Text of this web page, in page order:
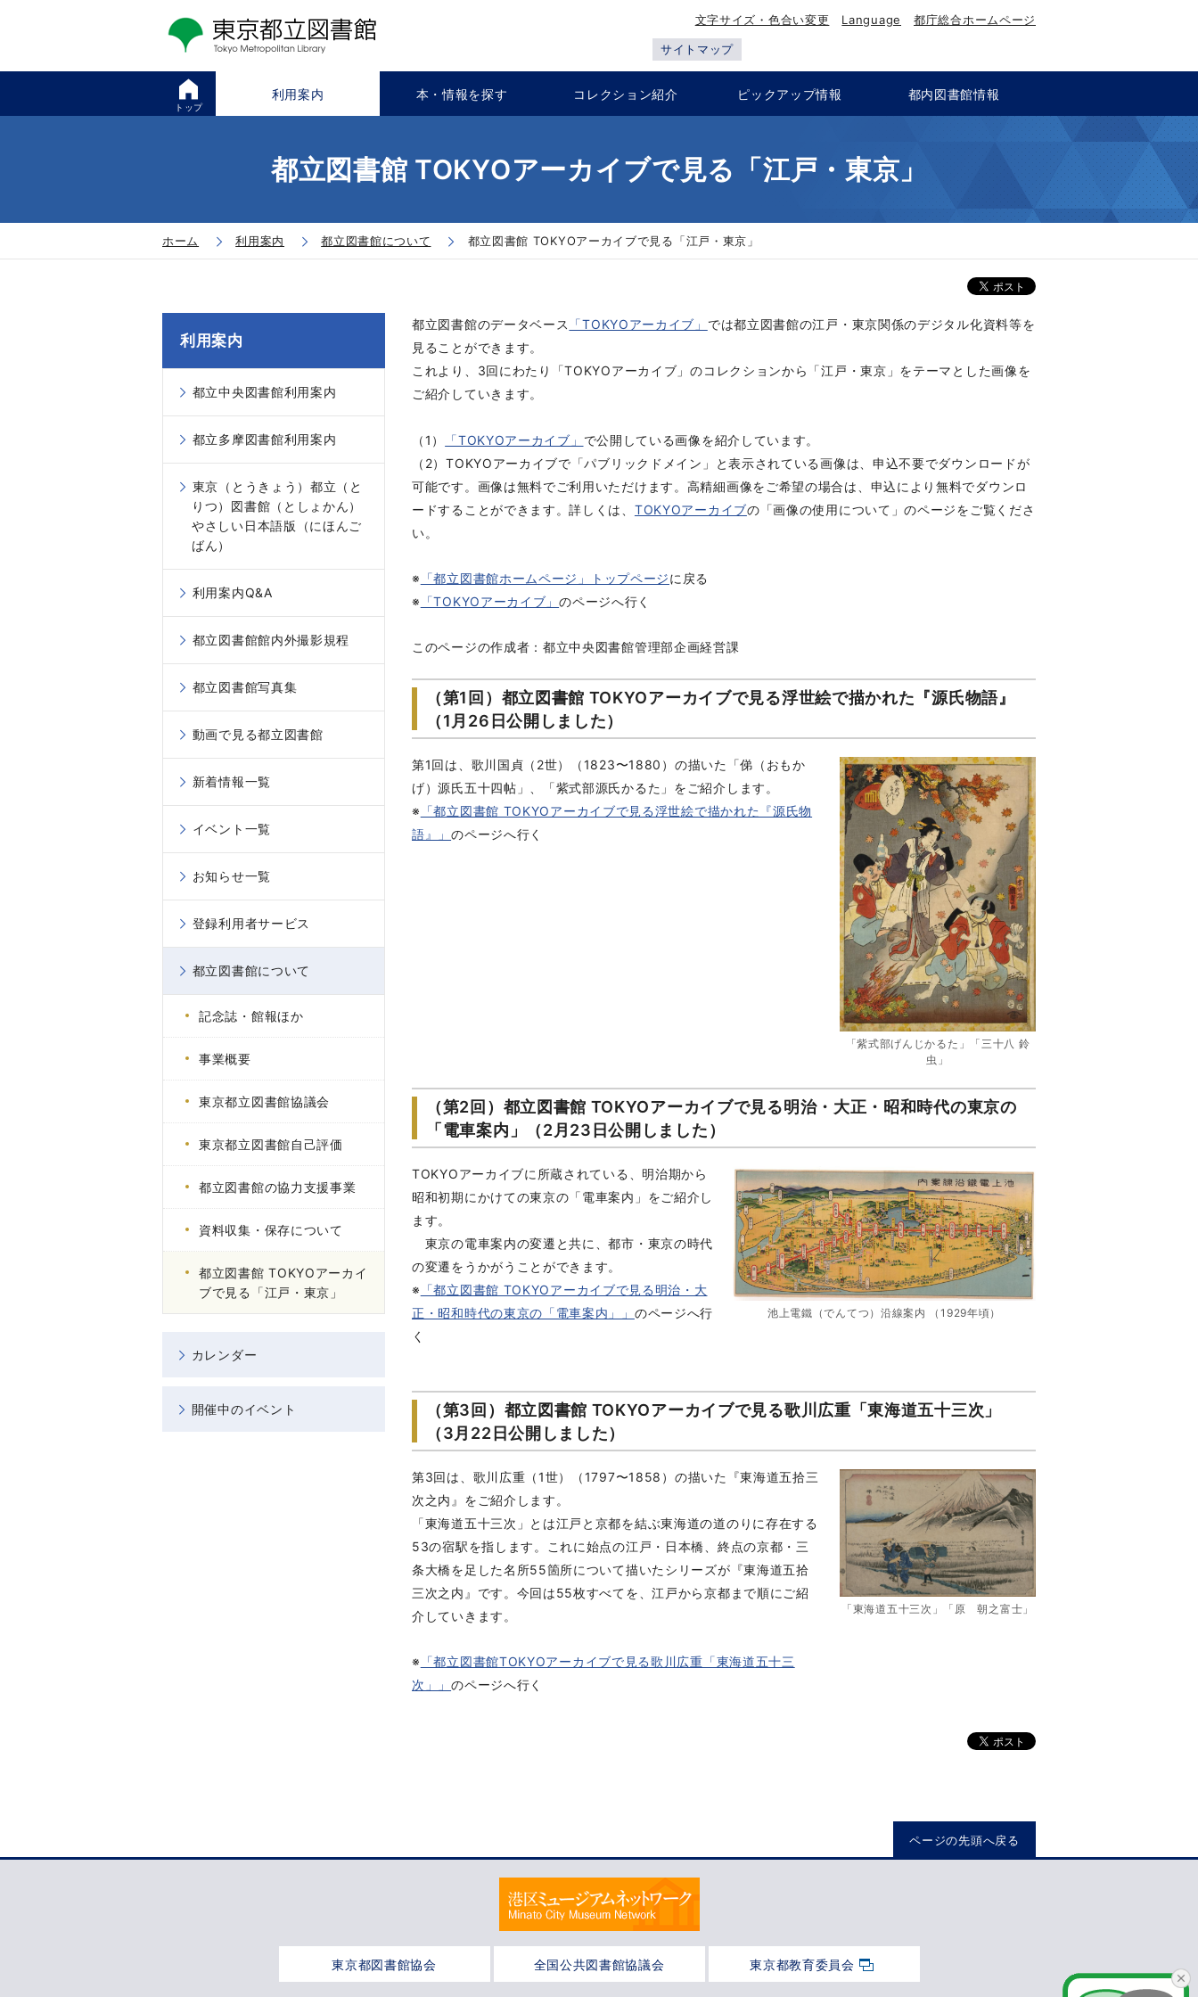
文字サイズ・色合い変更 Language 都庁総合ホームページ
サイトマップ
トップ
利用案内 本・情報を探す コレクション紹介 ピックアップ情報 都内図書館情報
都立図書館 TOKYOアーカイブで見る「江戸・東京」
ホーム 利用案内 都立図書館について 都立図書館 TOKYOアーカイブで見る「江戸・東京」
都立図書館のデータベース 「TOKYOアーカイブ」 では都立図書館の江戸・東京関係のデジタル化資料等を
見ることができます。
これより、3回にわたり「TOKYOアーカイブ」のコレクションから「江戸・東京」をテーマとした画像を
ご紹介していきます。
（1） 「TOKYOアーカイブ」 で公開している画像を紹介しています。
（2）TOKYOアーカイブで「パブリックドメイン」と表示されている画像は、申込不要でダウンロードが
可能です。画像は無料でご利用いただけます。高精細画像をご希望の場合は、申込により無料でダウンロ
ードすることができます。詳しくは、 TOKYOアーカイブの「画像の使用について」のページをご覧くださ
い。
※ 「都立図書館ホームページ」トップページに戻る
※ 「TOKYOアーカイブ」のページへ行く
このページの作成者：都立中央図書館管理部企画経営課
（第1回）都立図書館 TOKYOアーカイブで見る浮世絵で描かれた『源氏物語』
（1月26日公開しました）
第1回は、歌川国貞（2世）（1823〜1880）の描いた「俤（おもか
げ）源氏五十四帖」、「紫式部源氏かるた」をご紹介します。
※ 「都立図書館 TOKYOアーカイブで見る浮世絵で描かれた『源氏物
語』」のページへ行く
「紫式部げんじかるた」「三十八 鈴
虫」
（第2回）都立図書館 TOKYOアーカイブで見る明治・大正・昭和時代の東京の
「電車案内」（2月23日公開しました）
TOKYOアーカイブに所蔵されている、明治期から
昭和初期にかけての東京の「電車案内」をご紹介し
ます。
東京の電車案内の変遷と共に、都市・東京の時代
の変遷をうかがうことができます。
※ 「都立図書館 TOKYOアーカイブで見る明治・大
正・昭和時代の東京の「電車案内」」 のページへ行
く
池上電鐵（でんてつ）沿線案内 （1929年頃）
（第3回）都立図書館 TOKYOアーカイブで見る歌川広重「東海道五十三次」
（3月22日公開しました）
第3回は、歌川広重（1世）（1797〜1858）の描いた 『東海道五拾三
次之内』 をご紹介します。
「東海道五十三次」とは江戸と京都を結ぶ東海道の道のりに存在する
53の宿駅を指します。これに始点の江戸・日本橋、終点の京都・三
条大橋を足した名所55箇所について描いたシリーズが『東海道五拾
三次之内』です。今回は55枚すべてを、江戸から京都まで順にご紹
介していきます。
※ 「都立図書館TOKYOアーカイブで見る歌川広重「東海道五十三
次」」のページへ行く
「東海道五十三次」「原 朝之富士」
利用案内
都立中央図書館利用案内
都立多摩図書館利用案内
東京（とうきょう）都立（と
りつ）図書館（としょかん）
やさしい日本語版（にほんご
ばん）
利用案内Q&A
都立図書館館内外撮影規程
都立図書館写真集
動画で見る都立図書館
新着情報一覧
イベント一覧
お知らせ一覧
登録利用者サービス
都立図書館について
記念誌・館報ほか
事業概要
東京都立図書館協議会
東京都立図書館自己評価
都立図書館の協力支援事業
資料収集・保存について
都立図書館 TOKYOアーカイ
ブで見る「江戸・東京」
カレンダー
開催中のイベント
ページの先頭へ戻る
東京都図書館協会 全国公共図書館協議会 東京都教育委員会